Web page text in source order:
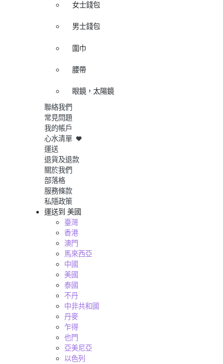
女士錢包
男士錢包
圍巾
腰帶
眼鏡，太陽鏡
聯絡我們
常見問題
我的帳戶
心水清單
運送
退貨及退款
關於我們
部落格
服務條款
私隱政策
運送到 美國
臺灣
香港
澳門
馬來西亞
中國
美國
泰國
不丹
中非共和國
丹麥
乍得
也門
亞美尼亞
以色列